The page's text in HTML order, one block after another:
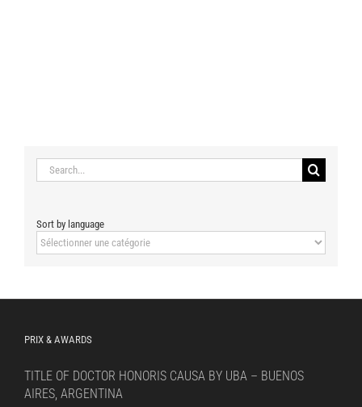
Search
for:
Sort by language
Sort
by
PRIX & AWARDS
TITLE OF DOCTOR HONORIS CAUSA BY UBA – BUENOS
AIRES, ARGENTINA